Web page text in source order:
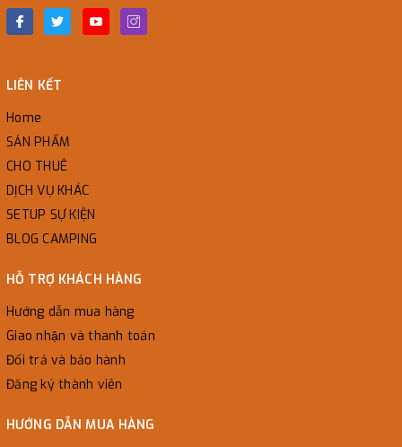
LIÊN KẾT
Home
SẢN PHẨM
CHO THUÊ
DỊCH VỤ KHÁC
SETUP SỰ KIỆN
BLOG CAMPING
HỖ TRỢ KHÁCH HÀNG
Hướng dẫn mua hàng
Giao nhận và thanh toán
Đổi trả và bảo hành
Đăng ký thành viên
HƯỚNG DẪN MUA HÀNG